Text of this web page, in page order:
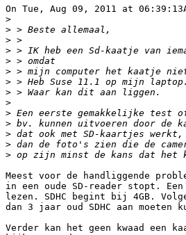
On Tue, Aug 09, 2011 at
>
>
>
>
>
>
>
>
>
>
>
>
>
>
Meest voor de handliggende
in een oude SD-reader stopt.
lezen. SDHC begint bij 4GB.
dan 3 jaar oud SDHC aan moeten
Verder kan het geen kwaad een